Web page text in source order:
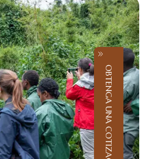
OBTENGA UNA COTIZACIÓN